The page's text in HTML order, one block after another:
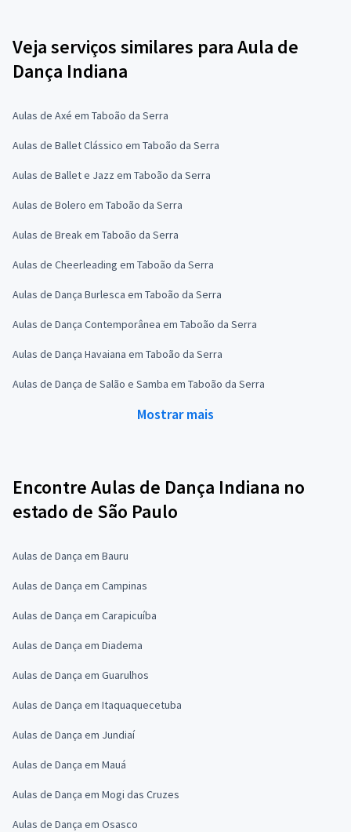
Veja serviços similares para Aula de
Dança Indiana
Aulas de Axé em Taboão da Serra
Aulas de Ballet Clássico em Taboão da Serra
Aulas de Ballet e Jazz em Taboão da Serra
Aulas de Bolero em Taboão da Serra
Aulas de Break em Taboão da Serra
Aulas de Cheerleading em Taboão da Serra
Aulas de Dança Burlesca em Taboão da Serra
Aulas de Dança Contemporânea em Taboão da Serra
Aulas de Dança Havaiana em Taboão da Serra
Aulas de Dança de Salão e Samba em Taboão da Serra
Mostrar mais
Encontre Aulas de Dança Indiana no
estado de São Paulo
Aulas de Dança em Bauru
Aulas de Dança em Campinas
Aulas de Dança em Carapicuíba
Aulas de Dança em Diadema
Aulas de Dança em Guarulhos
Aulas de Dança em Itaquaquecetuba
Aulas de Dança em Jundiaí
Aulas de Dança em Mauá
Aulas de Dança em Mogi das Cruzes
Aulas de Dança em Osasco